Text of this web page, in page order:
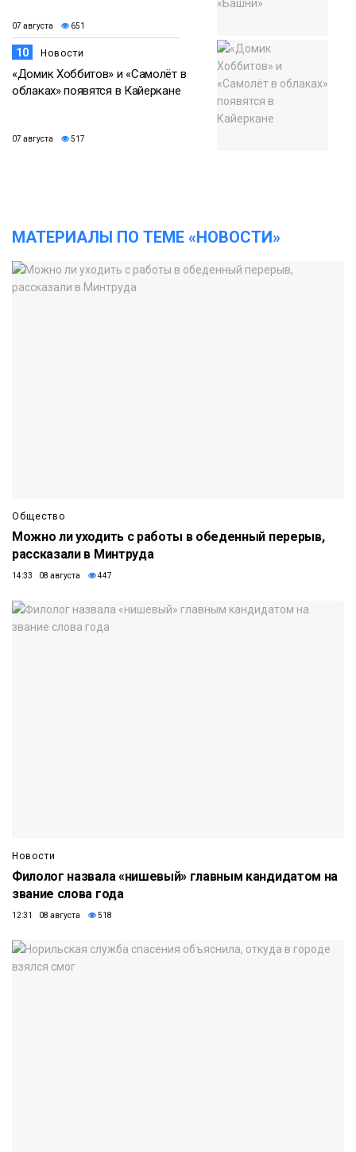
07 августа 651
10 Новости
«Домик Хоббитов» и «Самолёт в
облаках» появятся в Кайеркане
07 августа 517
МАТЕРИАЛЫ ПО ТЕМЕ «НОВОСТИ»
Общество
Можно ли уходить с работы в обеденный перерыв,
рассказали в Минтруда
14:33 08 августа 447
Новости
Филолог назвала «нишевый» главным кандидатом на
звание слова года
12:31 08 августа 518